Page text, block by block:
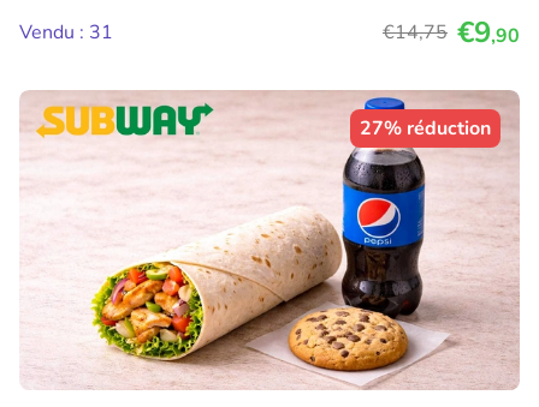
Vendu : 31
€14,75 €9,90
27% réduction